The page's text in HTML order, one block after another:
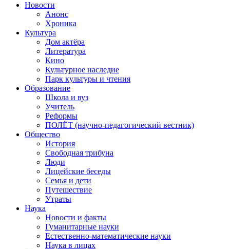
Новости
Анонс
Хроника
Культура
Дом актёра
Литература
Кино
Культурное наследие
Парк культуры и чтения
Образование
Школа и вуз
Учитель
Реформы
ПОЛЁТ (научно-педагогический вестник)
Общество
История
Свободная трибуна
Люди
Лицейские беседы
Семья и дети
Путешествие
Утраты
Наука
Новости и факты
Гуманитарные науки
Естественно-математические науки
Наука в лицах